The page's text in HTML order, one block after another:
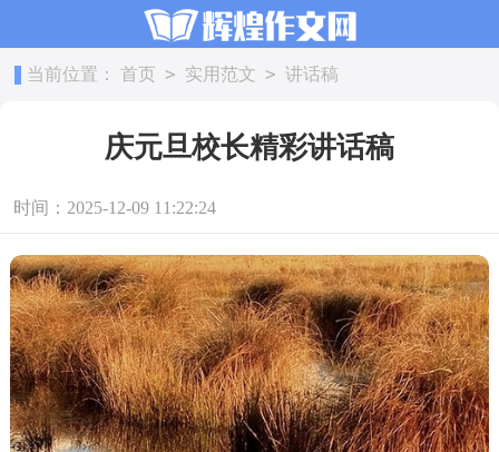
当前位置： 首页 > 实用范文 > 讲话稿
庆元旦校长精彩讲话稿
时间：2025-12-09 11:22:24